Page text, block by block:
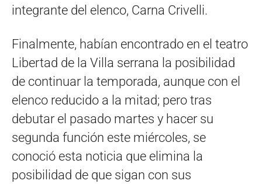
integrante del elenco, Carna Crivelli.
Finalmente, habían encontrado en el teatro
Libertad de la Villa serrana la posibilidad
de continuar la temporada, aunque con el
elenco reducido a la mitad; pero tras
debutar el pasado martes y hacer su
segunda función este miércoles, se
conoció esta noticia que elimina la
posibilidad de que sigan con sus